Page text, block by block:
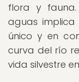
flora y
aguas implica
único y en
curva del río
vida silvestre